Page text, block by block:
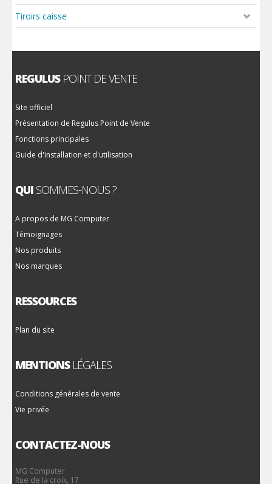
Tiroirs caisse
REGULUSPOINT DE VENTE
Site officiel
Présentation de Regulus Point de Vente
Fonctions principales
Guide d'installation et d'utilisation
QUI SOMMES-NOUS ?
A propos de MG Computer
Témoignages
Nos produits
Nos marques
RESSOURCES
Plan du site
MENTIONSLÉGALES
Conditions générales de vente
Vie privée
CONTACTEZ-NOUS
MG Computer
Rue de la croix, 17